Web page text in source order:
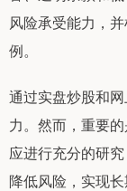
风险承受能力，
例。
通过实盘炒股和
力。然而，重要
应进行充分的研
降低风险，实现长